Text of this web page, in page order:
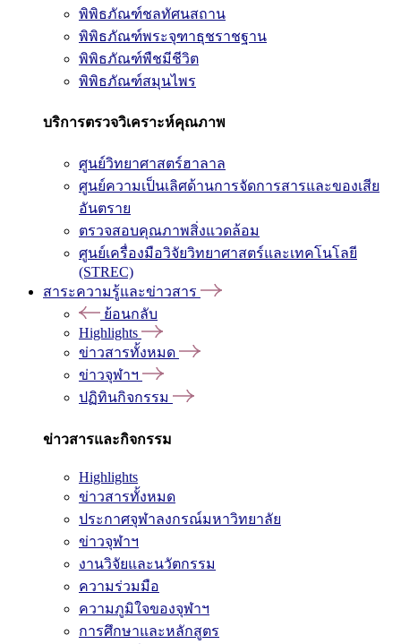
พิพิธภัณฑ์ชลทัศนสถาน
พิพิธภัณฑ์พระจุฑาธุชราชฐาน
พิพิธภัณฑ์พืชมีชีวิต
พิพิธภัณฑ์สมุนไพร
บริการตรวจวิเคราะห์คุณภาพ
ศูนย์วิทยาศาสตร์ฮาลาล
ศูนย์ความเป็นเลิศด้านการจัดการสารและของเสีย
อันตราย
ตรวจสอบคุณภาพสิ่งแวดล้อม
ศูนย์เครื่องมือวิจัยวิทยาศาสตร์และเทคโนโลยี
(STREC)
สาระความรู้และข่าวสาร
ย้อนกลับ
Highlights
ข่าวสารทั้งหมด
ข่าวจุฬาฯ
ปฏิทินกิจกรรม
ข่าวสารและกิจกรรม
Highlights
ข่าวสารทั้งหมด
ประกาศจุฬาลงกรณ์มหาวิทยาลัย
ข่าวจุฬาฯ
งานวิจัยและนวัตกรรม
ความร่วมมือ
ความภูมิใจของจุฬาฯ
การศึกษาและหลักสูตร